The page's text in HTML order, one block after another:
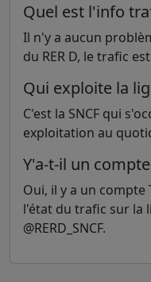
Quel est l'info
Il n'y a aucun
du RER D, le trafic
Qui exploite la
C'est la SNCF qui
exploitation au
Y'a-t-il un
Oui, il y a un
l'état du trafic sur la
@RERD_SNCF.